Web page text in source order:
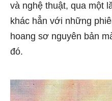
và nghệ thuật, qua một
khác hẳn với những
hoang sơ nguyên bản
đó.